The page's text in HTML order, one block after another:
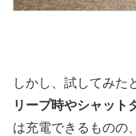
しかし、試してみた
リープ時やシャット
は充電できるものの、